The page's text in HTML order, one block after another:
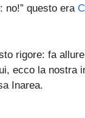
no!” questo era
rigore: fa
ecco la
Inarea.